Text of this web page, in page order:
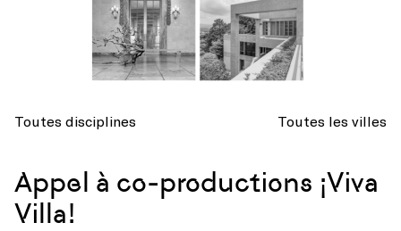
Toutes disciplines Toutes les villes
Appel à co-productions ¡Viva
Villa!